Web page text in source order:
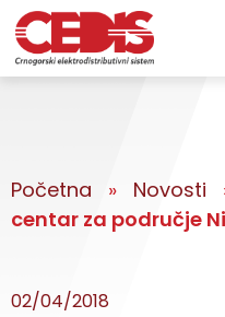
Početna » Novosti
centar za područje
02/04/2018